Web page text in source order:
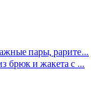
пары, рарите…
брюк и жакета с …